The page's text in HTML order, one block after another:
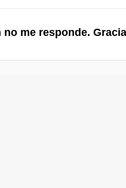
me responde.